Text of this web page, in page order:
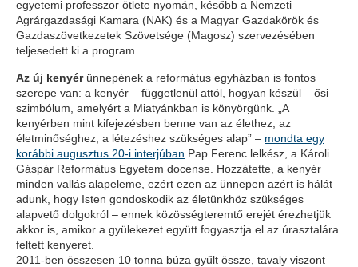
egyetemi professzor ötlete nyomán, később a Nemzeti
Agrárgazdasági Kamara (NAK) és a Magyar Gazdakörök és
Gazdaszövetkezetek Szövetsége (Magosz) szervezésében
teljesedett ki a program.
Az új kenyérünnepének a református egyházban is fontos
szerepe van: a kenyér – függetlenül attól, hogyan készül – ősi
szimbólum, amelyért a Miatyánkban is könyörgünk. „A
kenyérben mint kifejezésben benne van az élethez, az
életminőséghez, a létezéshez szükséges alap” – mondta egy
korábbi augusztus 20-i interjúban Pap Ferenc lelkész, a Károli
Gáspár Református Egyetem docense. Hozzátette, a kenyér
minden vallás alapeleme, ezért ezen az ünnepen azért is hálát
adunk, hogy Isten gondoskodik az életünkhöz szükséges
alapvető dolgokról – ennek közösségteremtő erejét érezhetjük
akkor is, amikor a gyülekezet együtt fogyasztja el az úrasztalára
feltett kenyeret.
2011-ben összesen 10 tonna búza gyűlt össze, tavaly viszont